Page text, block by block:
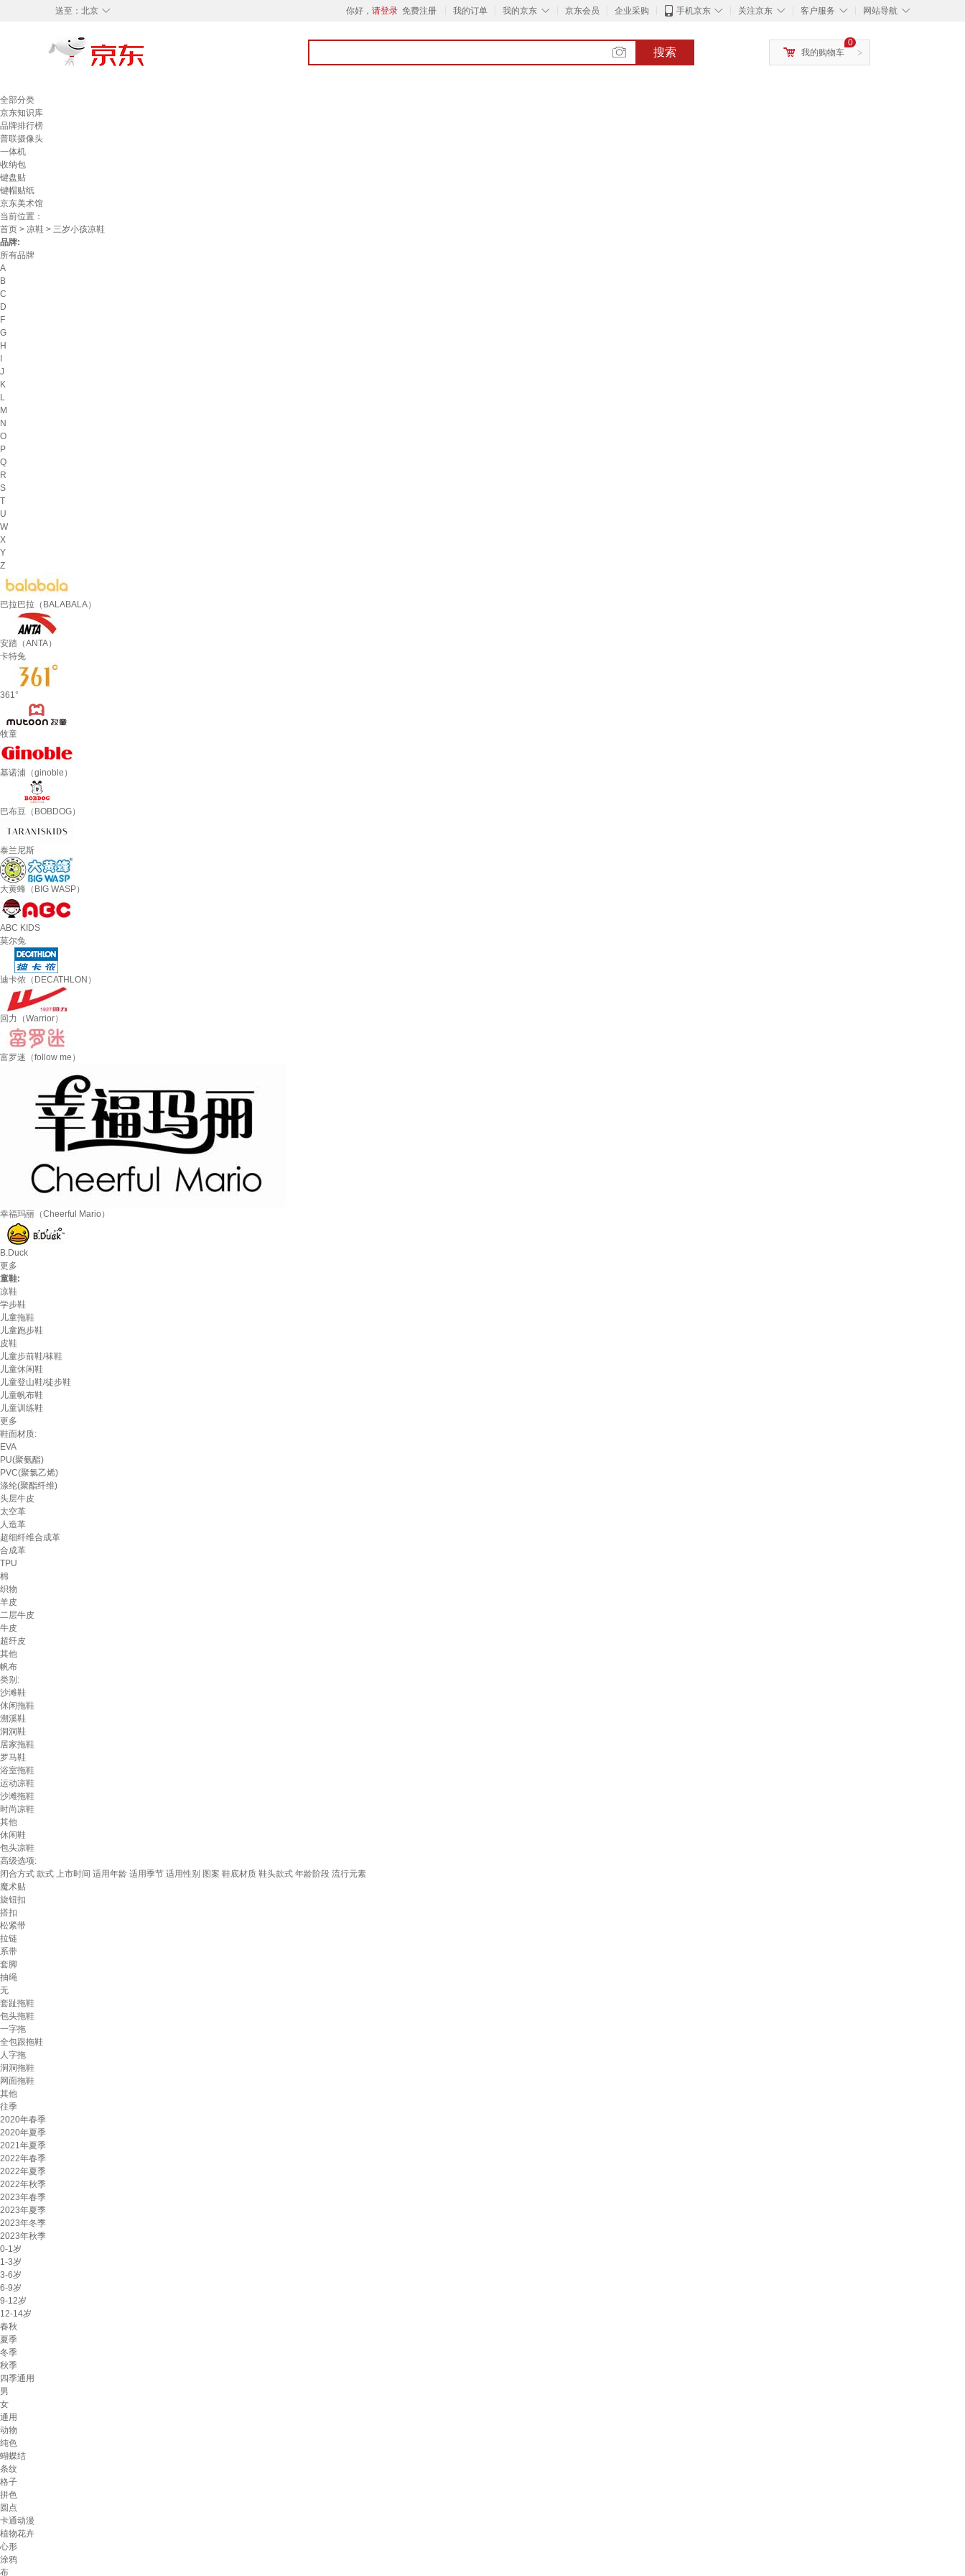
◇
送至： 北京 你好， 请登录 免费注册 我的订单 ◇
我的京东 京东会员 企业采购 ◇
手机京东 ◇
关注京东 ◇
客户服务 ◇
网站导航
搜索 >
0
我的购物车
全部分类
京东知识库
品牌排行榜
普联摄像头
一体机
收纳包
键盘贴
键帽贴纸
京东美术馆
当前位置：
首页 > 凉鞋 > 三岁小孩凉鞋
品牌:
所有品牌
A
B
C
D
F
G
H
J
K
L
M
N
O
P
Q
R
S
T
U
W
X
Y
Z
巴拉巴拉（BALABALA）
安踏（ANTA）
卡特兔
361°
牧童
基诺浦（ginoble）
巴布豆（BOBDOG）
泰兰尼斯
大黄蜂（BIG WASP）
ABC KIDS
莫尔兔
迪卡侬（DECATHLON）
回力（Warrior）
富罗迷（follow me）
幸福玛丽（Cheerful Mario）
B.Duck
更多
童鞋:
凉鞋
学步鞋
儿童拖鞋
儿童跑步鞋
皮鞋
儿童步前鞋/袜鞋
儿童休闲鞋
儿童登山鞋/徒步鞋
儿童帆布鞋
儿童训练鞋
更多
鞋面材质:
EVA
PU(聚氨酯)
PVC(聚氯乙烯)
涤纶(聚酯纤维)
头层牛皮
太空革
人造革
超细纤维合成革
合成革
TPU
棉
织物
羊皮
二层牛皮
牛皮
超纤皮
其他
帆布
类别:
沙滩鞋
休闲拖鞋
溯溪鞋
洞洞鞋
居家拖鞋
罗马鞋
浴室拖鞋
运动凉鞋
沙滩拖鞋
时尚凉鞋
其他
休闲鞋
包头凉鞋
高级选项:
闭合方式 款式 上市时间 适用年龄 适用季节 适用性别 图案 鞋底材质 鞋头款式 年龄阶段 流行元素
魔术贴
旋钮扣
搭扣
松紧带
拉链
系带
套脚
抽绳
无
套趾拖鞋
包头拖鞋
一字拖
全包跟拖鞋
人字拖
洞洞拖鞋
网面拖鞋
其他
往季
2020年春季
2020年夏季
2021年夏季
2022年春季
2022年夏季
2022年秋季
2023年春季
2023年夏季
2023年冬季
2023年秋季
0-1岁
1-3岁
3-6岁
6-9岁
9-12岁
12-14岁
春秋
夏季
冬季
秋季
四季通用
男
女
通用
动物
纯色
蝴蝶结
条纹
格子
拼色
圆点
卡通动漫
植物花卉
心形
涂鸦
布